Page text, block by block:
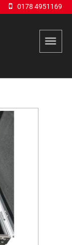
0178 4951169